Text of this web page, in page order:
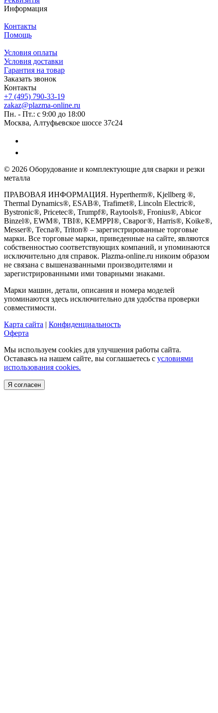
Информация
Контакты
Помощь
Условия оплаты
Условия доставки
Гарантия на товар
Заказать звонок
Контакты
+7 (495) 790-33-19
zakaz@plazma-online.ru
Пн. - Пт.: с 9:00 до 18:00
Москва, Алтуфьевское шоссе 37с24
© 2026 Оборудование и комплектующие для сварки и резки
металла
ПРАВОВАЯ ИНФОРМАЦИЯ. Hypertherm®, Kjellberg ®,
Thermal Dynamics®, ESAB®, Trafimet®, Lincoln Electric®,
Bystronic®, Pricetec®, Trumpf®, Raytools®, Fronius®, Abicor
Binzel®, EWM®, TBI®, KEMPPI®, Сварог®, Harris®, Koike®,
Messer®, Tecna®, Triton® – зарегистрированные торговые
марки. Все торговые марки, приведенные на сайте, являются
собственностью соответствующих компаний, и упоминаются
исключительно для справок. Plazma-online.ru никоим образом
не связана с вышеназванными производителями и
зарегистрированными ими товарными знаками.
Марки машин, детали, описания и номера моделей
упоминаются здесь исключительно для удобства проверки
совместимости.
Карта сайта | Конфиденциальность
Оферта
Мы используем cookies для улучшения работы сайта.
Оставаясь на нашем сайте, вы соглашаетесь с условиями
использования cookies.
Я согласен